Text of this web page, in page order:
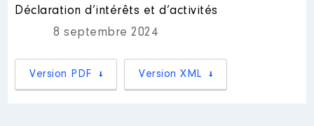
Description: Chargé de la
élections municipales à Lille.
professionnelles exercées : néant
│ Employeur : néant
Nom: Tomas Kebhbati
Déclaration d’intérêts et d’activités
8 septembre 2024
Version PDF Version XML